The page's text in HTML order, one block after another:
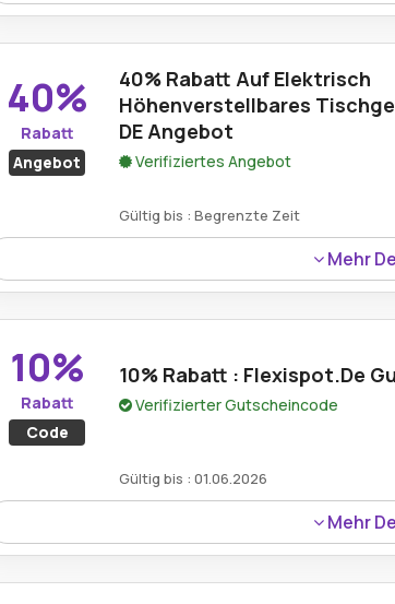
Ein 10%-Rabatt ist jetzt auf Büromöbelauswahlen
ein gültiger Flexispot.de-Gutscheincode
40%
Rabatt
Angebot
40% Rabatt Auf Elektrisch
Höhenverstellbares
DE Angebot
Verifiziertes Angebot
Gültig bis : Begrenzte Zeit
Mehr
FlexiSpot DE bietet 40% Rabatt auf ein elektrisch
Kombination aus modernem Design, hoher
10%
Rabatt
Code
10% Rabatt : Flexispot.De
Verifizierter Gutscheincode
Gültig bis : 01.06.2026
Mehr
Ein 10%-Rabatt ist über einen Flexispot.de-
bei ausgewählten ergonomischen Möbeln und